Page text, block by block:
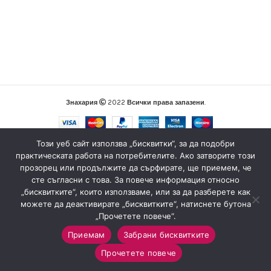
Знахария 2022 Всички права запазени.
Любими
0
Количка
Този уеб сайт използва „бисквитки“, за да подобри
практическата работа на потребителите. Ако затворите този
прозорец или продължите да сърфирате, ще приемем, че
сте съгласни с това. За повече информация относно
„бисквитките“, които използваме, или за да разберете как
можете да деактивирате „бисквитките“, натиснете бутона
„Прочетете повече“.
Приемам
Забрани бисквитките
Прочетете повече